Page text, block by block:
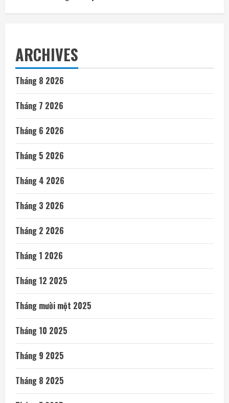
ARCHIVES
Tháng 8 2026
Tháng 7 2026
Tháng 6 2026
Tháng 5 2026
Tháng 4 2026
Tháng 3 2026
Tháng 2 2026
Tháng 1 2026
Tháng 12 2025
Tháng mười một 2025
Tháng 10 2025
Tháng 9 2025
Tháng 8 2025